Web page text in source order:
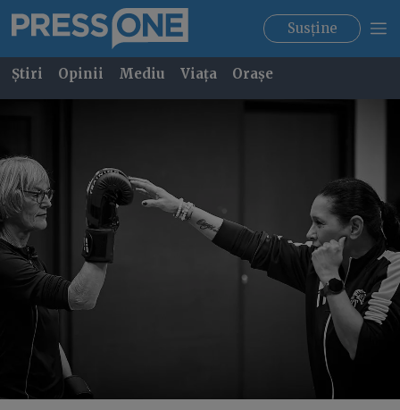
Susține
Știri Opinii Mediu Viața Orașe